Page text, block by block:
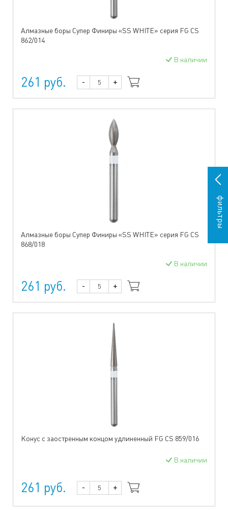
фильтры
Алмазные боры Супер Финиры «SS WHITE» серия FG CS
862/014
В наличии
261 руб. - +
Алмазные боры Супер Финиры «SS WHITE» серия FG CS
868/018
В наличии
261 руб. - +
Конус с заостренным концом удлиненный FG CS 859/016
В наличии
261 руб. - +